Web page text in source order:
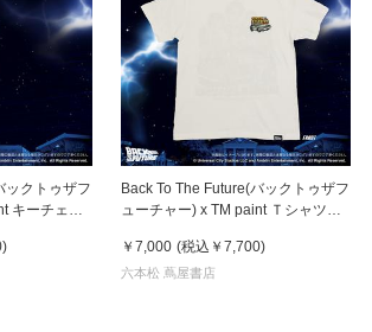
ックトゥザフ
キーチェー
)
Back To The Future(バックトゥザフ
ューチャー) x TM paint Ｔシャツ
￥7,000 (税込 ￥7,700)
六本松 蔦屋書店